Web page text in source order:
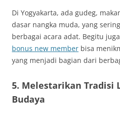
Di Yogyakarta, ada gudeg,
dasar nangka muda, yang
berbagai acara adat. Begitu
bonus new member bisa
yang menjadi bagian dari
5. Melestarikan Tradisi
Budaya